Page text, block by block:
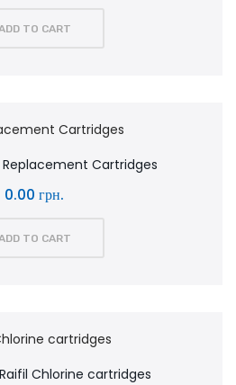
TO CART
Replacement Cartridges
0.00 грн.
TO CART
Chlorine cartridges